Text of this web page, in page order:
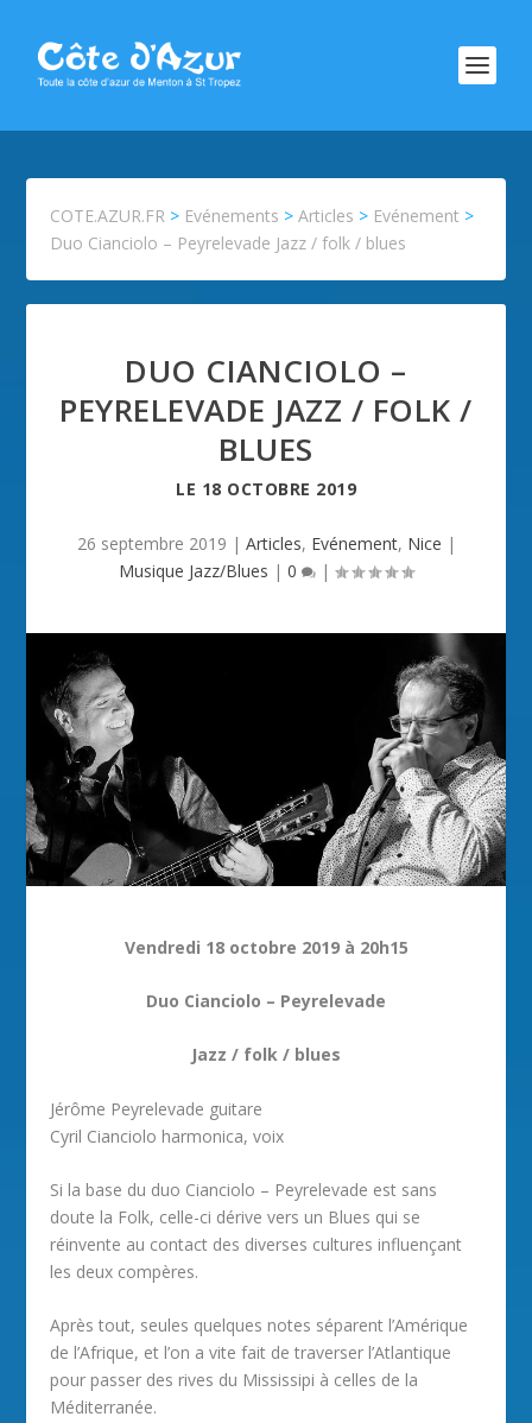
COTE.AZUR.FR > Evénements >Articles > Evénement >
Duo Cianciolo – Peyrelevade Jazz / folk / blues
DUO CIANCIOLO –
PEYRELEVADE JAZZ / FOLK /
BLUES
LE 18 OCTOBRE 2019
26 septembre 2019 | Articles, Evénement, Nice |
Musique Jazz/Blues | 0 |
Vendredi 18 octobre 2019 à 20h15
Duo Cianciolo – Peyrelevade
Jazz / folk / blues
Jérôme Peyrelevade guitare
Cyril Cianciolo harmonica, voix
Si la base du duo Cianciolo – Peyrelevade est sans
doute la Folk, celle-ci dérive vers un Blues qui se
réinvente au contact des diverses cultures influençant
les deux compères.
Après tout, seules quelques notes séparent l’Amérique
de l’Afrique, et l’on a vite fait de traverser l’Atlantique
pour passer des rives du Mississipi à celles de la
Méditerranée.